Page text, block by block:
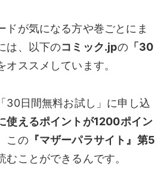
ドが気になる方や巻ごとにま
は、以下のコミック.jpの「30
オススメしています。
30日間無料お試し」に申し込
使えるポイントが1200ポイン
この『マザーパラサイト』第5
むことができるんです。